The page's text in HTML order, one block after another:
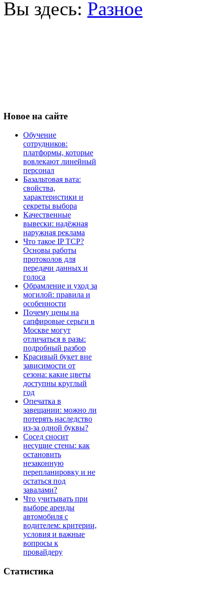
Вы здесь: Разное
Новое на сайте
Обучение
сотрудников:
платформы, которые
вовлекают линейный
персонал
Базальтовая вата:
свойства,
характеристики и
секреты выбора
Качественные
вывески: надёжная
наружная реклама
Что такое IP TCP?
Основы работы
протоколов для
передачи данных и
голоса
Обрамление и уход за
могилой: правила и
особенности
Почему цены на
сапфировые серьги в
Москве могут
отличаться в разы:
подробный разбор
Красивый букет вне
зависимости от
сезона: какие цветы
доступны круглый
год
Опечатка в
завещании: можно ли
потерять наследство
из-за одной буквы?
Сосед сносит
несущие стены: как
остановить
незаконную
перепланировку и не
остаться под
завалами?
Что учитывать при
выборе аренды
автомобиля с
водителем: критерии,
условия и важные
вопросы к
провайдеру
Статистика